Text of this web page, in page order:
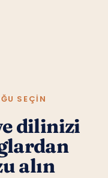
SEÇIN
dilinizi
alın